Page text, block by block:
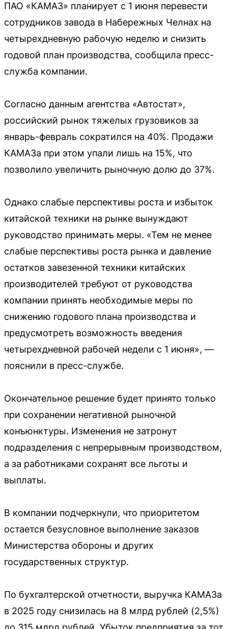
ПАО «КАМАЗ» планирует с 1 июня перевести
сотрудников завода в Набережных Челнах на
четырехдневную рабочую неделю и снизить
годовой план производства, сообщила пресс-
служба компании.
Согласно данным агентства «Автостат»,
российский рынок тяжелых грузовиков за
январь-февраль сократился на 40%. Продажи
КАМАЗа при этом упали лишь на 15%, что
позволило увеличить рыночную долю до 37%.
Однако слабые перспективы роста и избыток
китайской техники на рынке вынуждают
руководство принимать меры. «Тем не менее
слабые перспективы роста рынка и давление
остатков завезенной техники китайских
производителей требуют от руководства
компании принять необходимые меры по
снижению годового плана производства и
предусмотреть возможность введения
четырехдневной рабочей недели с 1 июня», —
пояснили в пресс-службе.
Окончательное решение будет принято только
при сохранении негативной рыночной
конъюнктуры. Изменения не затронут
подразделения с непрерывным производством,
а за работниками сохранят все льготы и
выплаты.
В компании подчеркнули, что приоритетом
остается безусловное выполнение заказов
Министерства обороны и других
государственных структур.
По бухгалтерской отчетности, выручка КАМАЗа
в 2025 году снизилась на 8 млрд рублей (2,5%)